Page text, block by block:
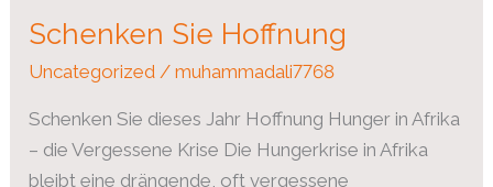
Schenken Sie Hoffnung
Uncategorized /muhammadali7768
Schenken Sie dieses Jahr Hoffnung Hunger in Afrika
– die Vergessene Krise Die Hungerkrise in Afrika
bleibt eine drängende, oft vergessene
Hoffnung